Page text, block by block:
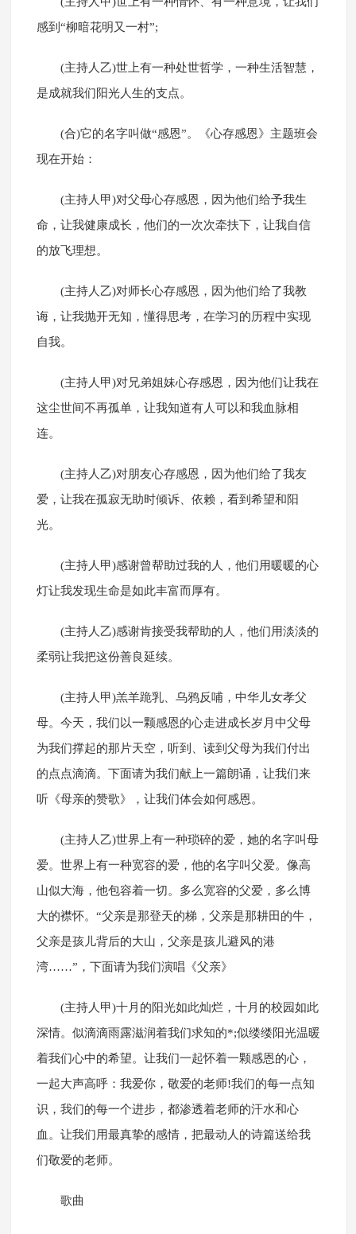
感到“柳暗花明又一村”;
(主持人乙)世上有一种处世哲学，一种生活智慧，
是成就我们阳光人生的支点。
(合)它的名字叫做“感恩”。《心存感恩》主题班会
现在开始：
(主持人甲)对父母心存感恩，因为他们给予我生
命，让我健康成长，他们的一次次牵扶下，让我自信
的放飞理想。
(主持人乙)对师长心存感恩，因为他们给了我教
诲，让我抛开无知，懂得思考，在学习的历程中实现
自我。
(主持人甲)对兄弟姐妹心存感恩，因为他们让我在
这尘世间不再孤单，让我知道有人可以和我血脉相
连。
(主持人乙)对朋友心存感恩，因为他们给了我友
爱，让我在孤寂无助时倾诉、依赖，看到希望和阳
光。
(主持人甲)感谢曾帮助过我的人，他们用暖暖的心
灯让我发现生命是如此丰富而厚有。
(主持人乙)感谢肯接受我帮助的人，他们用淡淡的
柔弱让我把这份善良延续。
(主持人甲)羔羊跪乳、乌鸦反哺，中华儿女孝父
母。今天，我们以一颗感恩的心走进成长岁月中父母
为我们撑起的那片天空，听到、读到父母为我们付出
的点点滴滴。下面请为我们献上一篇朗诵，让我们来
听《母亲的赞歌》，让我们体会如何感恩。
(主持人乙)世界上有一种琐碎的爱，她的名字叫母
爱。世界上有一种宽容的爱，他的名字叫父爱。像高
山似大海，他包容着一切。多么宽容的父爱，多么博
大的襟怀。“父亲是那登天的梯，父亲是那耕田的牛，
父亲是孩儿背后的大山，父亲是孩儿避风的港
湾……”，下面请为我们演唱《父亲》
(主持人甲)十月的阳光如此灿烂，十月的校园如此
深情。似滴滴雨露滋润着我们求知的*;似缕缕阳光温暖
着我们心中的希望。让我们一起怀着一颗感恩的心，
一起大声高呼：我爱你，敬爱的老师!我们的每一点知
识，我们的每一个进步，都渗透着老师的汗水和心
血。让我们用最真挚的感情，把最动人的诗篇送给我
们敬爱的老师。
歌曲